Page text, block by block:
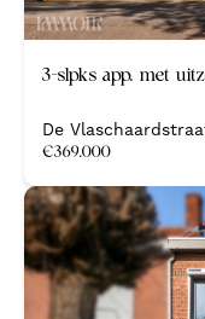
3-slpks app. met
De
€369.000